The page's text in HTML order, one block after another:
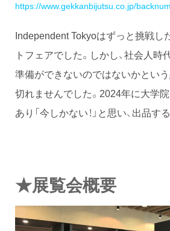
https://www.gekkanbijutsu.co.jp/
Independent Tokyoはずっと挑戦し
トフェアでした。しかし、社会人
準備ができないのではないかとい
切れませんでした。2024年に大学
あり「今しかない！」と思い、出品す
★展覧会概要